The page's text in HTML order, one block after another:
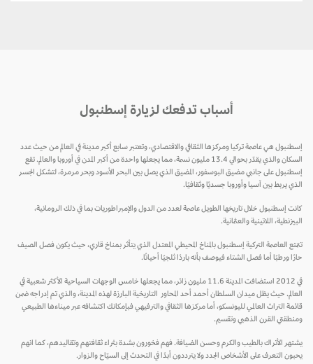
أسباب تدفعك لزيارة إسطنبول
إسطنبول هي عاصمة تركيا ومركزها الثقافي والاقتصادي، وتعتبر سابع أكبر مدينة في العالم من حيث عدد
السكان والذي يقدّر بحوالي 13.4 مليون نسمة، مما يجعلها واحدة من أكبر المدن في أوروبا والعالم. تقع
إسطنبول على جانبي مضيق البوسفور، المضيق الذي يصل بين البحر الأسود وبحر مرمرة، لتشكل الجسر
الذي يربط بين آسيا وأوروبا جسديًا وثقافيًا.
كانت إسطنبول خلال تاريخها الطويل عاصمة لعدد من الدول والإمبراطوريات بما في ذلك الرومانية،
البيزنطية، اللاتينية والعثمانية.
تتمتع العاصمة التركية إسطنبول بالمناخ المحيطي المعتدل الذي يتأثر بمناخ قاري، حيث يكون فصل الصيف
حارًا ورطبًا أما فصل الشتاء فيوصف بأنه باردًا ثلجيًا أحيانًا.
في 2012 استضافت المدينة 11.6 مليون زائر، مما يجعلها خامس الوجهات السياحية الأكثر شعبية في
العالم. حيث يظل ميدان السلطان أحمد أحد المحاور التاريخية البارزة لهذه المدينة، والذي تم إدراجه ضمن
قائمة التراث العالمي لليونسكو، أما مركزها الثقافي والترفيهي فبإمكانك اكتشافه عبر ميناءها الطبيعي
ومنطقتي القرن الذهبي وتقسيم.
يشتهر الأتراك بالطيب والكرم وحسن الضيافة. فهم فخورون بشدة بثراء ثقافتهم وتقاليدهم، كما انهم
يحبون التعرف على الأشخاص الجدد ولا يترددون أبدًا في التحدث إلى السيّاح والزوار.